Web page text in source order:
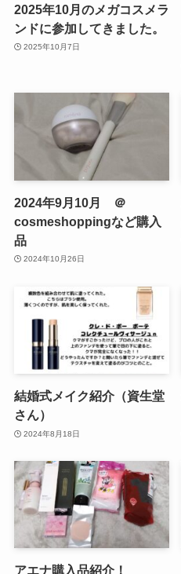
2025年10月のメガコスメラ
ンドに参加してきました。
2025年10月7日
2024年9月10月 ＠
cosmeshoppingなど購入
品
2024年10月26日
結婚式メイク紹介（資生堂
さん）
2024年8月18日
アエナ購入品紹介！